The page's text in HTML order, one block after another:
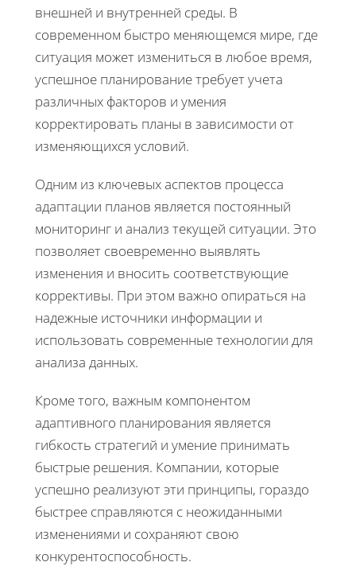
внешней и внутренней среды. В
современном быстро меняющемся мире, где
ситуация может измениться в любое время,
успешное планирование требует учета
различных факторов и умения
корректировать планы в зависимости от
изменяющихся условий.
Одним из ключевых аспектов процесса
адаптации планов является постоянный
мониторинг и анализ текущей ситуации. Это
позволяет своевременно выявлять
изменения и вносить соответствующие
коррективы. При этом важно опираться на
надежные источники информации и
использовать современные технологии для
анализа данных.
Кроме того, важным компонентом
адаптивного планирования является
гибкость стратегий и умение принимать
быстрые решения. Компании, которые
успешно реализуют эти принципы, гораздо
быстрее справляются с неожиданными
изменениями и сохраняют свою
конкурентоспособность.